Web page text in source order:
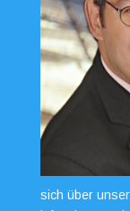
sich über